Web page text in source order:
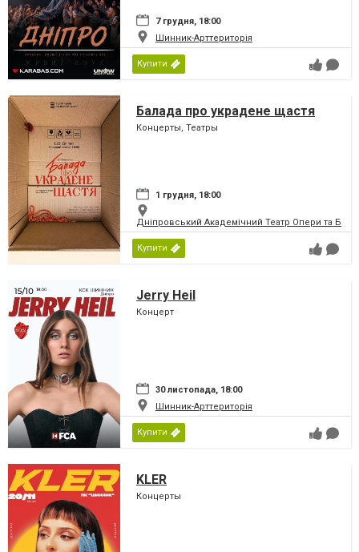
7 грудня, 18:00
Шинник-Арттериторія
Купити
Балада про украдене щастя
Концерты, Театры
1 грудня, 18:00
Дніпровський Академічний Театр Опери та
Купити
Jerry Heil
Концерт
30 листопада, 18:00
Шинник-Арттериторія
Купити
KLER
Концерты